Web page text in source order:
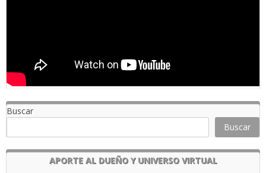
Buscar
Buscar
APORTE AL DUEÑO Y UNIVERSO VIRTUAL